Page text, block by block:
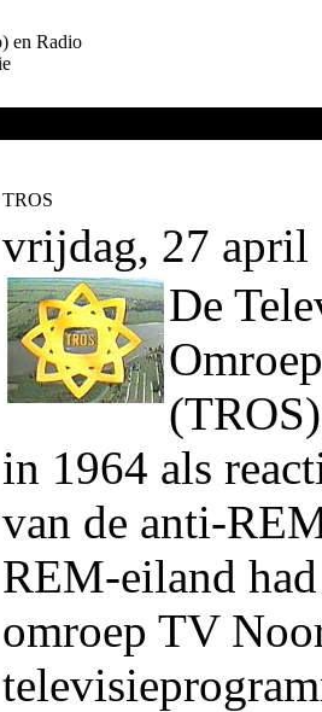
en Radio
TROS
vrijdag, 27 april
De
in 1964 als
van de anti-
REM-eiland
omroep TV